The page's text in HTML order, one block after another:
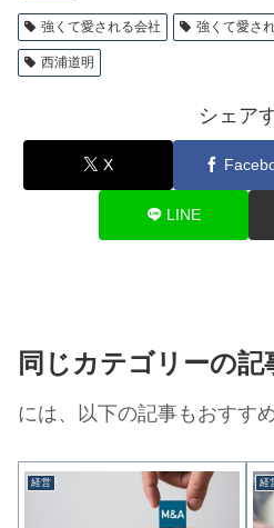
強くて愛される会社 強くて愛さ
西浦道明
シェア
X
LINE
同じカテゴリーの記
には、以下の記事もおすすめ
経営 経